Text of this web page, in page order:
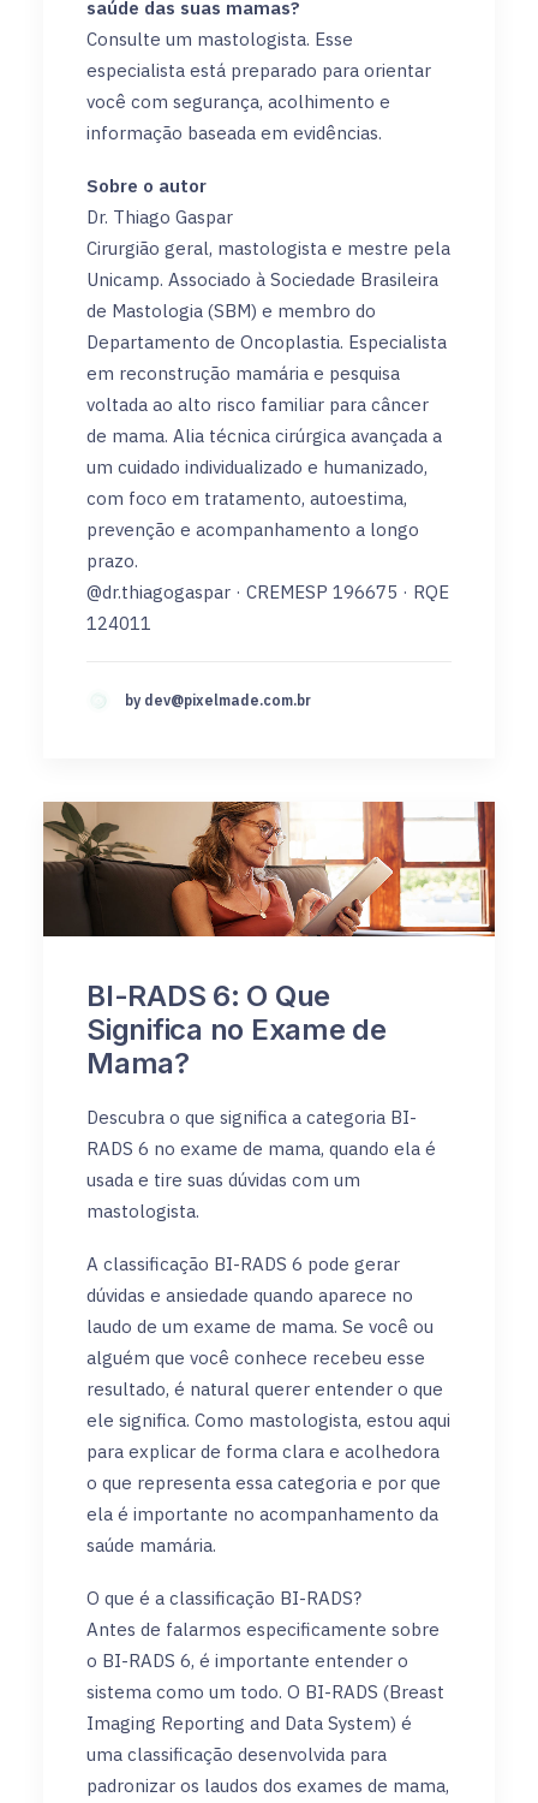
saúde das suas mamas?
Consulte um mastologista. Esse
especialista está preparado para orientar
você com segurança, acolhimento e
informação baseada em evidências.
Sobre o autor
Dr. Thiago Gaspar
Cirurgião geral, mastologista e mestre pela
Unicamp. Associado à Sociedade Brasileira
de Mastologia (SBM) e membro do
Departamento de Oncoplastia. Especialista
em reconstrução mamária e pesquisa
voltada ao alto risco familiar para câncer
de mama. Alia técnica cirúrgica avançada a
um cuidado individualizado e humanizado,
com foco em tratamento, autoestima,
prevenção e acompanhamento a longo
prazo.
@dr.thiagogaspar · CREMESP 196675 · RQE
124011
by dev@pixelmade.com.br
BI-RADS 6: O Que
Significa no Exame de
Mama?
Descubra o que significa a categoria BI-
RADS 6 no exame de mama, quando ela é
usada e tire suas dúvidas com um
mastologista.
A classificação BI-RADS 6 pode gerar
dúvidas e ansiedade quando aparece no
laudo de um exame de mama. Se você ou
alguém que você conhece recebeu esse
resultado, é natural querer entender o que
ele significa. Como mastologista, estou aqui
para explicar de forma clara e acolhedora
o que representa essa categoria e por que
ela é importante no acompanhamento da
saúde mamária.
O que é a classificação BI-RADS?
Antes de falarmos especificamente sobre
o BI-RADS 6, é importante entender o
sistema como um todo. O BI-RADS (Breast
Imaging Reporting and Data System) é
uma classificação desenvolvida para
padronizar os laudos dos exames de mama,